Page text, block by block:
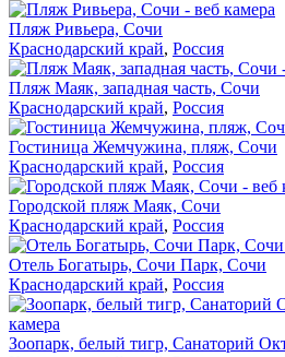
Пляж Ривьера, Сочи
Краснодарский край, Россия
Пляж Маяк, западная часть, Сочи
Краснодарский край, Россия
Гостиница Жемчужина, пляж, Сочи
Краснодарский край, Россия
Городской пляж Маяк, Сочи
Краснодарский край, Россия
Отель Богатырь, Сочи Парк, Сочи
Краснодарский край, Россия
Зоопарк, белый тигр, Санаторий